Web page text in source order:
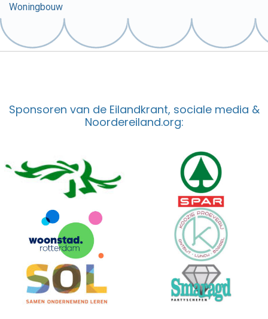
Woningbouw
Sponsoren van de Eilandkrant, sociale media &
Noordereiland.org: